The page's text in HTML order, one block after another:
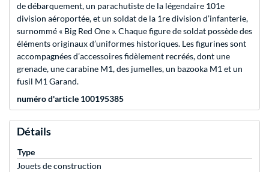
de débarquement, un parachutiste de la légendaire 101e
division aéroportée, et un soldat de la 1re division d’infanterie,
surnommé « Big Red One ». Chaque figure de soldat possède des
éléments originaux d’uniformes historiques. Les figurines sont
accompagnées d’accessoires fidèlement recréés, dont une
grenade, une carabine M1, des jumelles, un bazooka M1 et un
fusil M1 Garand.
numéro d'article 100195385
Détails
Type
Jouets de construction